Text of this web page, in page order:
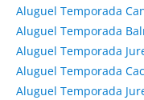
Aluguel Temporada
Aluguel Temporada
Aluguel Temporada
Aluguel Temporada
Aluguel Temporada